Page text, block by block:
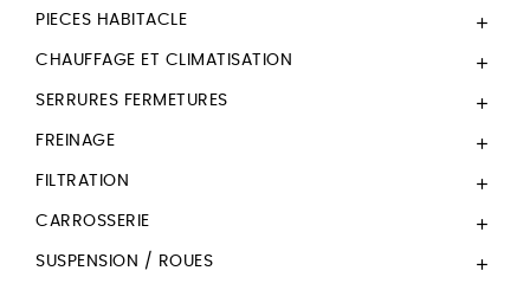
PIECES HABITACLE 
CHAUFFAGE ET CLIMATISATION 
SERRURES FERMETURES 
FREINAGE 
FILTRATION 
CARROSSERIE 
SUSPENSION / ROUES 